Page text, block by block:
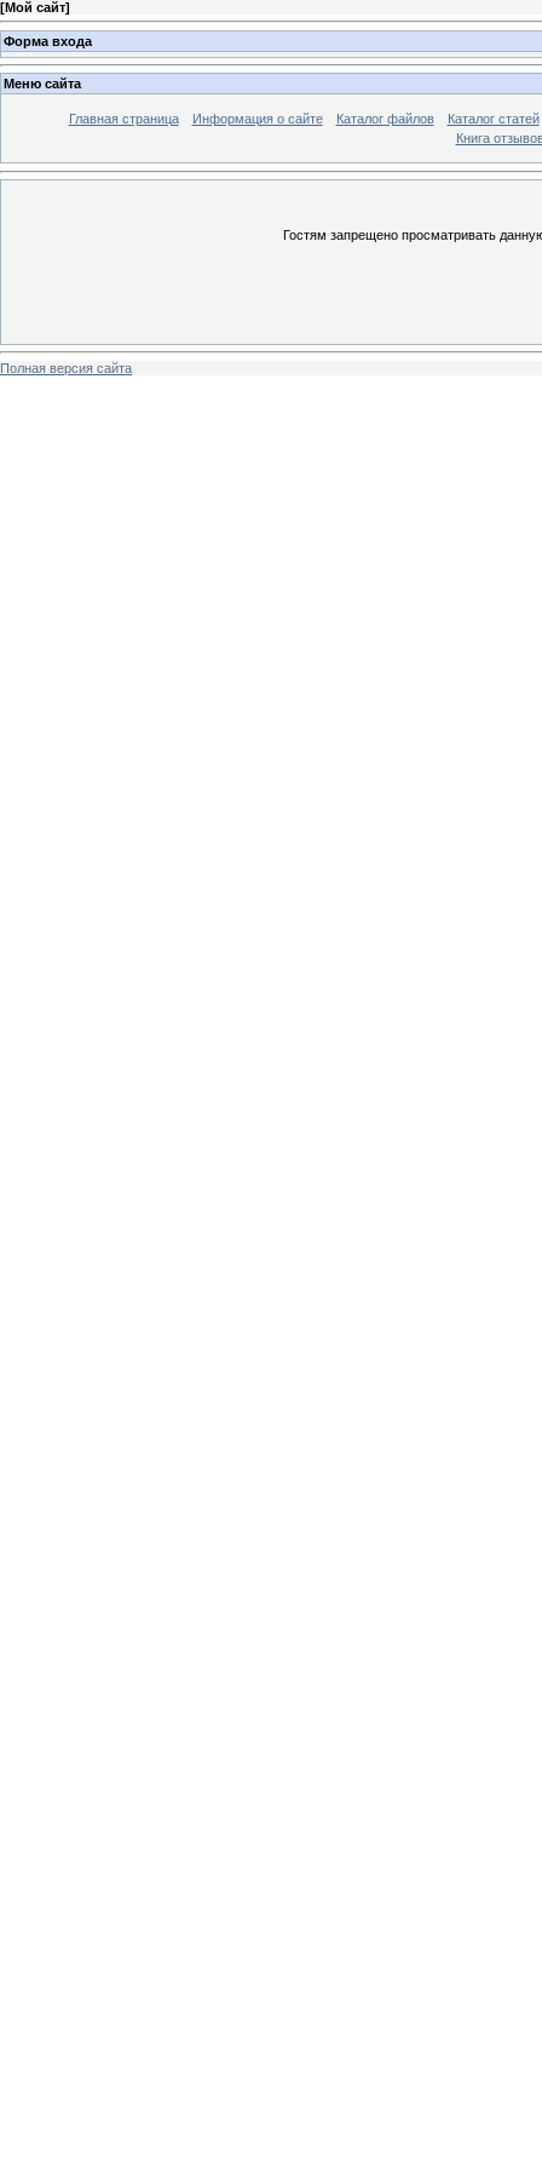
[Мой сайт]
Форма входа
Меню сайта
Главная страница Информация о сайте Каталог файлов
Каталог статей
Книга
Гостям запрещено просматривать
Полная версия сайта